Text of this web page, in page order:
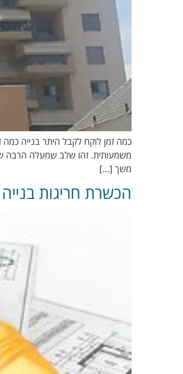
כמה זמן לוקח לקבל היתר בנייה
משמעותית. זהו שלב שמעלה הרבה
משך […]
הכשרת חריגות